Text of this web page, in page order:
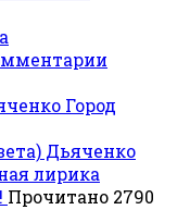
Город
Дьяченко
лирика
Прочитано 2790